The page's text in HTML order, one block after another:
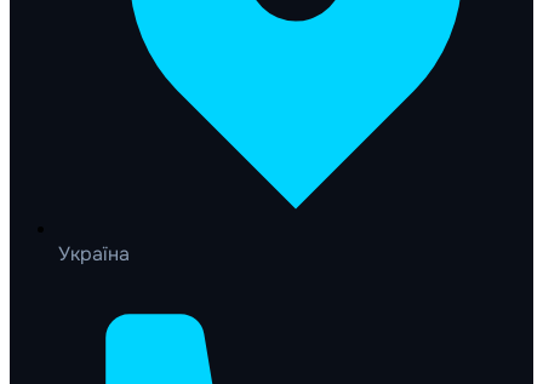
Україна